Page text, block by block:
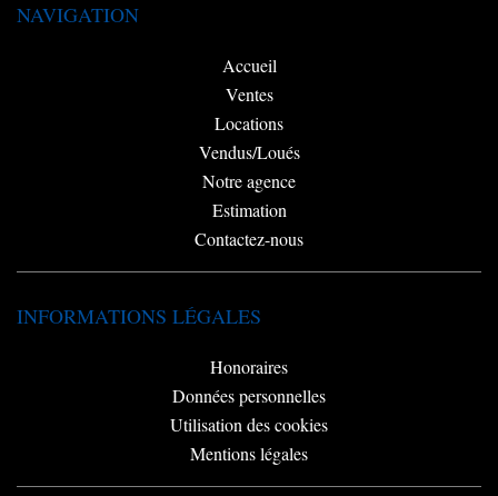
NAVIGATION
Accueil
Ventes
Locations
Vendus/Loués
Notre agence
Estimation
Contactez-nous
INFORMATIONS LÉGALES
Honoraires
Données personnelles
Utilisation des cookies
Mentions légales